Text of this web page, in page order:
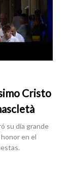
Cristo
su día grande
en el